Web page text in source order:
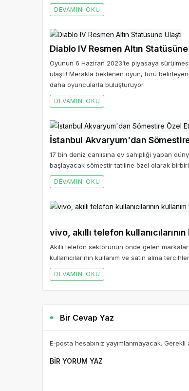
DEVAMINI OKU
Diablo IV Resmen Altın Statüsüne
Oyunun 6 Haziran 2023’te piyasaya
ulaştı! Merakla beklenen oyun, türü
daha oyuncularla buluşturuyor.
DEVAMINI OKU
İstanbul Akvaryum'dan
17 bin deniz canlısına ev sahipliği yapan
başlayacak sömestir tatiline özel olarak
DEVAMINI OKU
vivo, akıllı telefon
Akıllı telefon sektörünün önde gelen
kullanıcılarının kullanım ve satın alma
DEVAMINI OKU
Bir Cevap Yaz
E-posta hesabınız yayımlanmayacak.
BIR YORUM YAZ